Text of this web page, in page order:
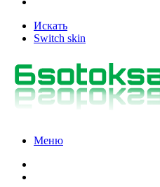
Искать
Switch skin
Меню